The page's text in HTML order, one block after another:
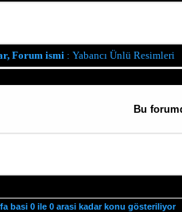
Forum ismi : Yabancı Ünlü Resimleri
Bu
basi 0 ile 0 arasi kadar konu gösteriliyor